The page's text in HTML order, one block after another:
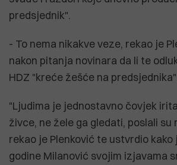
predsjednik".
- To nema nikakve veze, rekao je
nakon pitanja novinara da li te
HDZ "kreće žešće na predsjednika".
"Ljudima je jednostavno čovjek
živce, ne žele ga gledati, poslali su
rekao je Plenković te ustvrdio kako
godine Milanović svojim izjavama